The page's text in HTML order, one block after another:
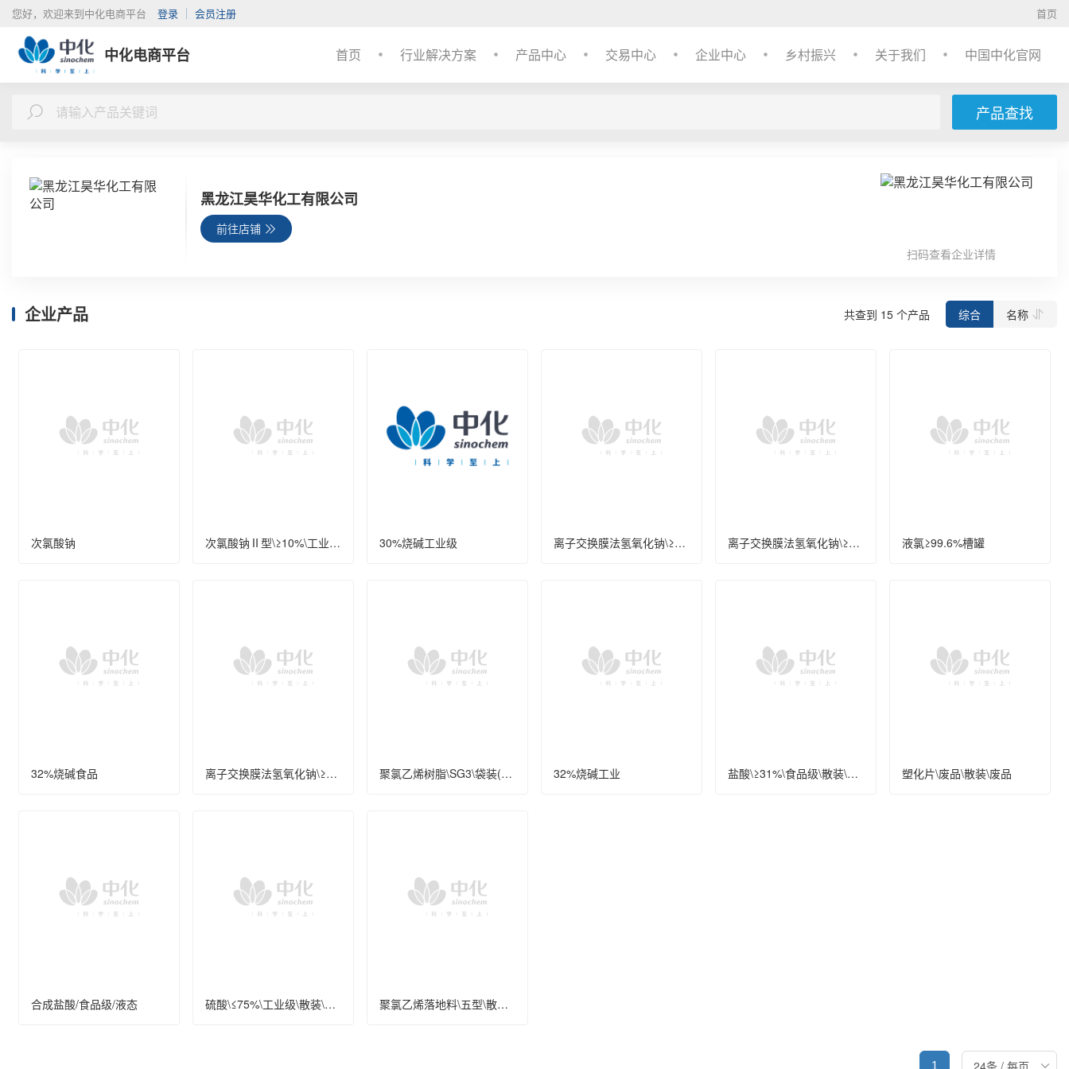
首页
您好，欢迎来到中化电商平台 登录 会员注册
中化电商平台 首页 行业解决方案 产品中心 交易中心 企业中心 乡村振兴 关于我们 中国中化官网
产品查找
黑龙江昊华化工有限公司
前往店铺
扫码查看企业详情
企业产品 共查到 15 个产品 综合 名称
次氯酸钠 次氯酸钠Ⅱ型\≥10%\工业级\散装\液态 30%烧碱工业级 离子交换膜法氢氧化钠\≥32.0%\食品级\散装\液态 离子交换膜法氢氧化钠\≥45.0%\工业级\散装\液态 液氯≥99.6%槽罐
32%烧碱食品 离子交换膜法氢氧化钠\≥32%\工业级\散装\液态 聚氯乙烯树脂\SG3\袋装(kg)\25\优级 32%烧碱工业 盐酸\≥31%\食品级\散装\液态 塑化片\废品\散装\废品
合成盐酸/食品级/液态 硫酸\≤75%\工业级\散装\液态 聚氯乙烯落地料\五型\散装\废品
1